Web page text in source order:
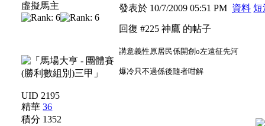
虛擬馬主
UID 2195
精華36
積分 1352
發表於 10/7/2009 05:51 PM 資料 短
回復 #225 神鷹 的帖子
講意義性原居民係開創o左遠征先河
爆冷只不過係後隨者咁解